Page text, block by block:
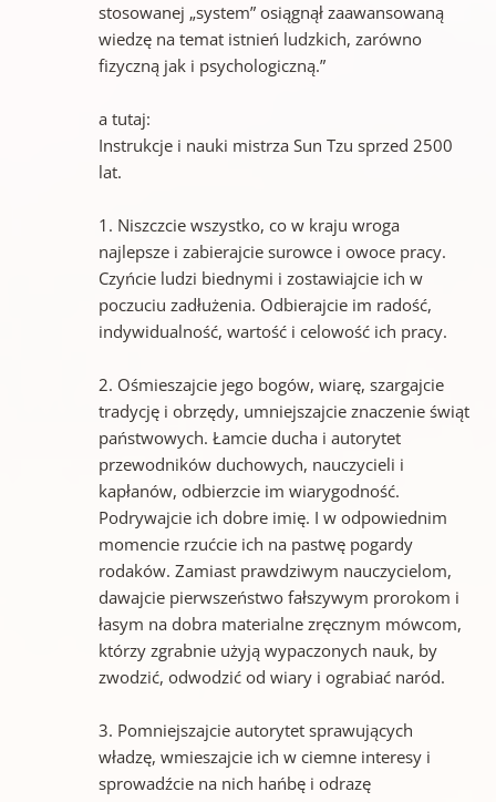
stosowanej „system” osiągnął zaawansowaną
wiedzę na temat istnień ludzkich, zarówno
fizyczną jak i psychologiczną.”
a tutaj:
Instrukcje i nauki mistrza Sun Tzu sprzed 2500
lat.
1. Niszczcie wszystko, co w kraju wroga
najlepsze i zabierajcie surowce i owoce pracy.
Czyńcie ludzi biednymi i zostawiajcie ich w
poczuciu zadłużenia. Odbierajcie im radość,
indywidualność, wartość i celowość ich pracy.
2. Ośmieszajcie jego bogów, wiarę, szargajcie
tradycję i obrzędy, umniejszajcie znaczenie świąt
państwowych. Łamcie ducha i autorytet
przewodników duchowych, nauczycieli i
kapłanów, odbierzcie im wiarygodność.
Podrywajcie ich dobre imię. I w odpowiednim
momencie rzućcie ich na pastwę pogardy
rodaków. Zamiast prawdziwym nauczycielom,
dawajcie pierwszeństwo fałszywym prorokom i
łasym na dobra materialne zręcznym mówcom,
którzy zgrabnie użyją wypaczonych nauk, by
zwodzić, odwodzić od wiary i ograbiać naród.
3. Pomniejszajcie autorytet sprawujących
władzę, wmieszajcie ich w ciemne interesy i
sprowadźcie na nich hańbę i odrazę